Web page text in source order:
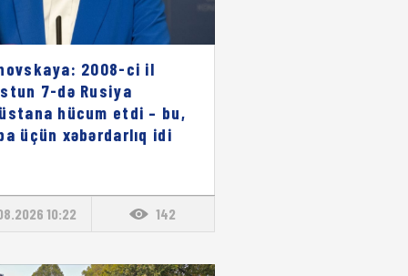
2008-ci il
7-də Rusiya
hücum etdi – bu,
üçün xəbərdarlıq idi
10:22 142